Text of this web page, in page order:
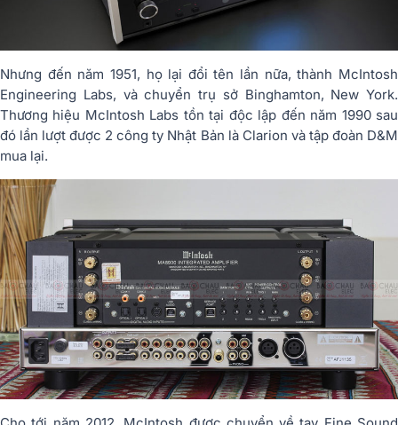
Nhưng đến năm 1951, họ lại đổi tên lần nữa, thành McIntosh
Engineering Labs, và chuyển trụ sở Binghamton, New York.
Thương hiệu McIntosh Labs tồn tại độc lập đến năm 1990 sau
đó lần lượt được 2 công ty Nhật Bản là Clarion và tập đoàn D&M
mua lại.